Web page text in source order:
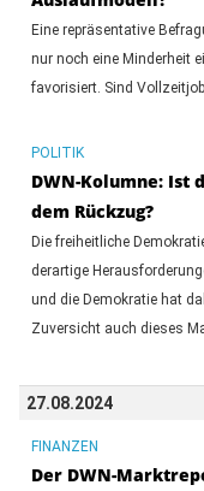
Eine repräsentative
nur noch eine Minderheit
favorisiert. Sind
POLITIK
DWN-Kolumne:
dem Rückzug?
Die freiheitliche
derartige
und die Demokratie hat
Zuversicht auch dieses
27.08.2024
FINANZEN
Der DWN-